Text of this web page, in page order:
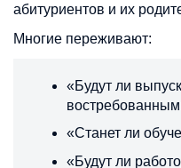
абитуриентов и их
Многие переживают:
«Будут ли
«Станет ли
«Будут ли